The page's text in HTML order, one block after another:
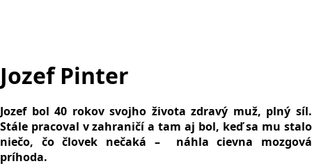
Jozef Pinter
Jozef bol 40 rokov svojho života zdravý muž, plný síl.
Stále pracoval v zahraničí a tam aj bol, keď sa mu stalo
niečo, čo človek nečaká – náhla cievna mozgová
príhoda.